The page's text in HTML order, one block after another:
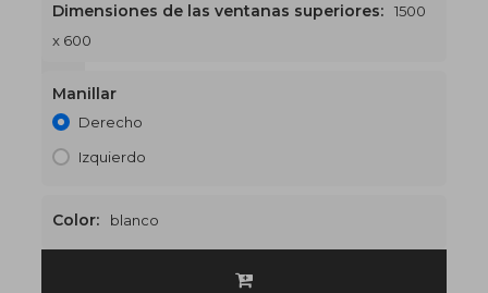
Dimensiones de las ventanas superiores:
1500
x 600
Manillar
Derecho
Izquierdo
Color: blanco